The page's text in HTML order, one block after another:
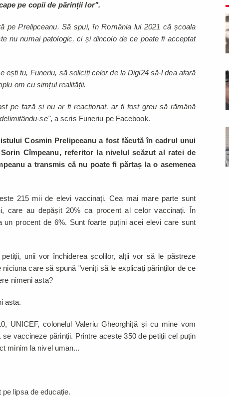
pe copii de părinții lor".
pe Prelipceanu. Să spui, în România lui 2021 că școala
nu numai patologic, ci și dincolo de ce poate fi acceptat
ești tu, Funeriu, să soliciți celor de la Digi24 să-l dea afară
om cu simțul realității.
pe fază și nu ar fi reacționat, ar fi fost greu să rămână
se", a scris Funeriu pe Facebook.
Cosmin Prelipceanu a fost făcută în cadrul unui
Cîmpeanu, referitor la nivelul scăzut al ratei de
a transmis că nu poate fi părtaș la o asemenea
215 mii de elevi vaccinați. Cea mai mare parte sunt
care au depășit 20% ca procent al celor vaccinați. În
procent de 6%. Sunt foarte puțini acei elevi care sunt
unii vor închiderea școlilor, alții vor să le păstreze
care să spună "veniți să le explicați părinților de ce
nimeni asta?
asta.
UNICEF, colonelul Valeriu Gheorghiță și cu mine vom
vaccineze părinții. Printre aceste 350 de petiții cel puțin
minim la nivel uman...
lipsa de educație.